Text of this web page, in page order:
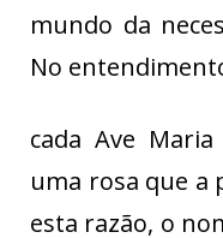
mundo da
No
cada Ave
uma rosa que a
esta razão, o